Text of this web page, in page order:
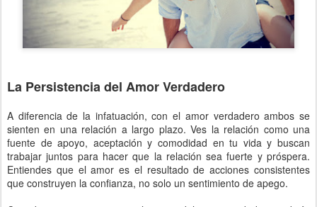
La Persistencia del Amor Verdadero
A diferencia de la infatuación, con el amor verdadero ambos se
sienten en una relación a largo plazo. Ves la relación como una
fuente de apoyo, aceptación y comodidad en tu vida y buscan
trabajar juntos para hacer que la relación sea fuerte y próspera.
Entiendes que el amor es el resultado de acciones consistentes
que construyen la confianza, no solo un sentimiento de apego.